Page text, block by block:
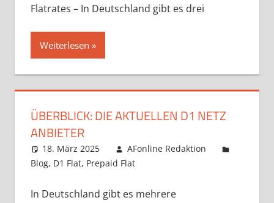
Flatrates – In Deutschland gibt es drei
Weiterlesen
ÜBERBLICK: DIE AKTUELLEN D1 NETZ
ANBIETER
18. März 2025
AFonline Redaktion
Blog, D1 Flat, Prepaid Flat
In Deutschland gibt es mehrere